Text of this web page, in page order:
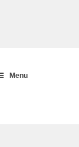
Menu